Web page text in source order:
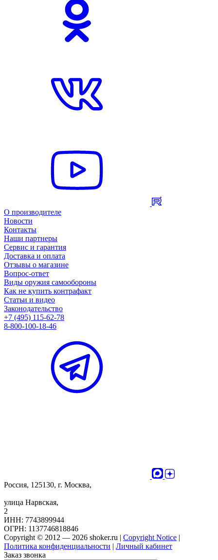
О производителе
Новости
Контакты
Наши партнеры
Сервис и гарантия
Доставка и оплата
Отзывы о магазине
Вопрос-ответ
Виды оружия самообороны
Как не купить контрафакт
Статьи и видео
Законодательство
+7 (495) 115-62-78
8-800-100-18-46
Россия, 125130, г. Москва,
улица Нарвская,
2
ИНН: 7743899944
ОГРН: 1137746818846
Copyright © 2012 — 2026 shoker.ru | Copyright Notice |
Политика конфиденциальности | Личный кабинет
Заказ звонка